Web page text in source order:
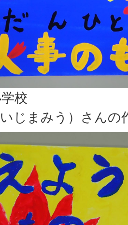
校
じまみう）さんの